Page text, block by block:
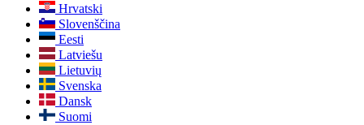
Hrvatski
Slovenščina
Eesti
Latviešu
Lietuvių
Svenska
Dansk
Suomi